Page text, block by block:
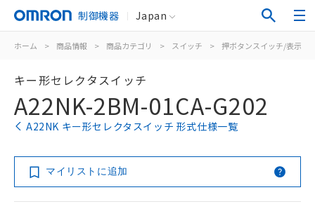
制御機器 Japan
ホーム > 商品情報 > 商品カテゴリ > スイッチ > 押ボタンスイッチ/表示灯
キー形セレクタスイッチ
A22NK-2BM-01CA-G202
A22NK キー形セレクタスイッチ 形式仕様一覧
マイリストに追加